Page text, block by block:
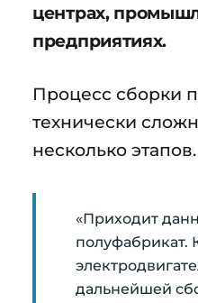
центрах,
предприятиях.
Процесс сборки
технически
несколько этапов.
«Приходит
полуфабрикат.
дальнейшей